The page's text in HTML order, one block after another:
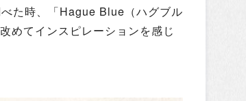
た時、「Hague Blue（ハグブル
めてインスピレーションを感じ